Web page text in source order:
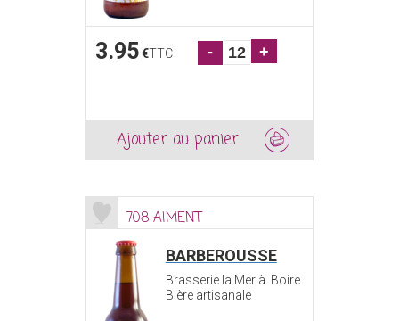
3.95 €TTC - +
Ajouter au panier
708 AIMENT
BARBEROUSSE
Brasserie la Mer à Boire
Bière artisanale